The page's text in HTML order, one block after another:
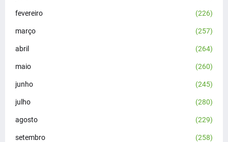
fevereiro (226)
março (257)
abril (264)
maio (260)
junho (245)
julho (280)
agosto (229)
setembro (258)